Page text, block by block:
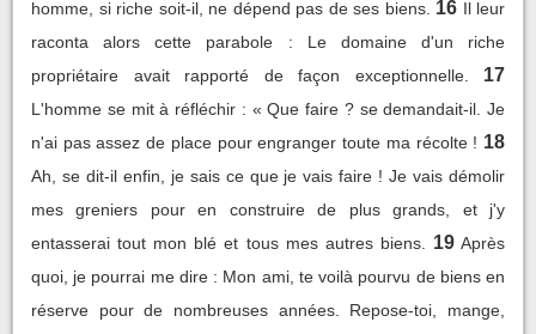
homme, si riche soit-il, ne dépend pas de ses biens. 16 Il leur
raconta alors cette parabole : Le domaine d'un riche
propriétaire avait rapporté de façon exceptionnelle.
17
L'homme se mit à réfléchir : « Que faire ? se demandait-il. Je
n'ai pas assez de place pour engranger toute ma récolte ! 18
Ah, se dit-il enfin, je sais ce que je vais faire ! Je vais démolir
mes greniers pour en construire de plus grands, et j'y
entasserai tout mon blé et tous mes autres biens.
19 Après
quoi, je pourrai me dire : Mon ami, te voilà pourvu de biens en
réserve pour de nombreuses années. Repose-toi, mange,